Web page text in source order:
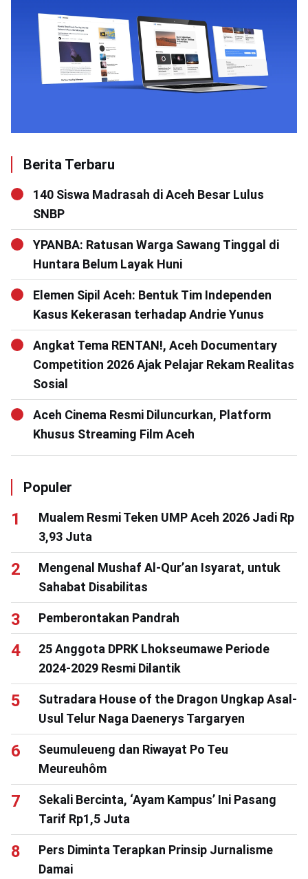
Berita Terbaru
140 Siswa Madrasah di Aceh Besar Lulus
SNBP
YPANBA: Ratusan Warga Sawang Tinggal di
Huntara Belum Layak Huni
Elemen Sipil Aceh: Bentuk Tim Independen
Kasus Kekerasan terhadap Andrie Yunus
Angkat Tema RENTAN!, Aceh Documentary
Competition 2026 Ajak Pelajar Rekam Realitas
Sosial
Aceh Cinema Resmi Diluncurkan, Platform
Khusus Streaming Film Aceh
Populer
Mualem Resmi Teken UMP Aceh 2026 Jadi Rp
3,93 Juta
Mengenal Mushaf Al-Qur’an Isyarat, untuk
Sahabat Disabilitas
Pemberontakan Pandrah
25 Anggota DPRK Lhokseumawe Periode
2024-2029 Resmi Dilantik
Sutradara House of the Dragon Ungkap Asal-
Usul Telur Naga Daenerys Targaryen
Seumuleueng dan Riwayat Po Teu
Meureuhôm
Sekali Bercinta, ‘Ayam Kampus’ Ini Pasang
Tarif Rp1,5 Juta
Pers Diminta Terapkan Prinsip Jurnalisme
Damai